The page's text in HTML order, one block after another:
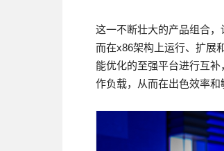
这一不断壮大的产品组合，
而在x86架构上运行、扩展
能优化的至强平台进行互
作负载，从而在出色效率和